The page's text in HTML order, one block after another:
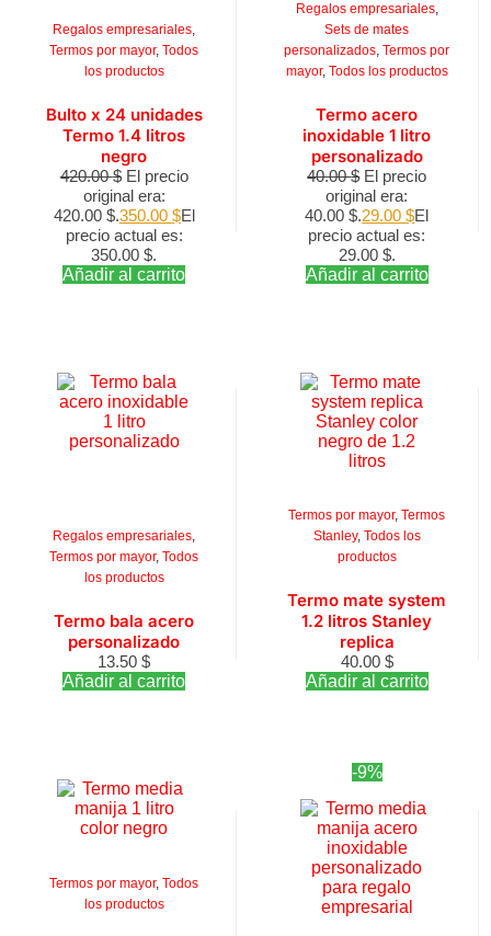
Regalos empresariales,
Termos por mayor,Todos
los productos
Bulto x 24 unidades
Termo 1.4 litros
negro
420.00$ El precio
original era:
420.00 $.350.00 $El
precio actual es:
350.00 $.
Añadir al carrito
Regalos empresariales,
Sets de mates
personalizados,Termos por
mayor, Todos los productos
Termo acero
inoxidable 1 litro
personalizado
40.00$ El precio
original era:
40.00 $.29.00$El
precio actual es:
29.00 $.
Añadir al carrito
Regalos empresariales,
Termos por mayor,Todos
los productos
Termo bala acero
personalizado
13.50$
Añadir al carrito
Termos por mayor,Termos
Stanley, Todos los
productos
Termo mate system
1.2 litros Stanley
replica
40.00 $
Añadir al carrito
Termos por mayor,Todos
los productos
-9%